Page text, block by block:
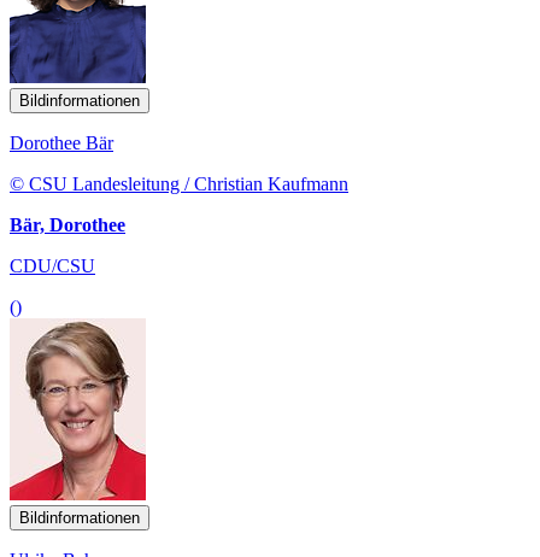
Bildinformationen
Dorothee Bär
© CSU Landesleitung / Christian Kaufmann
Bär, Dorothee
CDU/CSU
()
Bildinformationen